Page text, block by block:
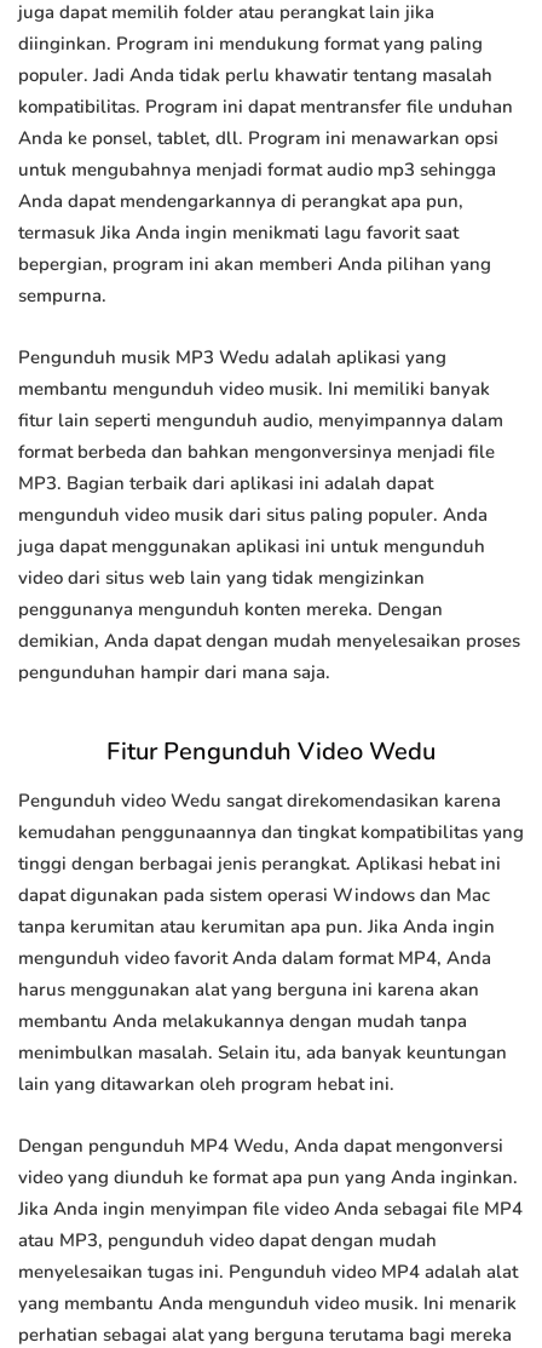
juga dapat memilih folder atau perangkat lain jika
diinginkan. Program ini mendukung format yang paling
populer. Jadi Anda tidak perlu khawatir tentang masalah
kompatibilitas. Program ini dapat mentransfer file unduhan
Anda ke ponsel, tablet, dll. Program ini menawarkan opsi
untuk mengubahnya menjadi format audio mp3 sehingga
Anda dapat mendengarkannya di perangkat apa pun,
termasuk Jika Anda ingin menikmati lagu favorit saat
bepergian, program ini akan memberi Anda pilihan yang
sempurna.
Pengunduh musik MP3 Wedu adalah aplikasi yang
membantu mengunduh video musik. Ini memiliki banyak
fitur lain seperti mengunduh audio, menyimpannya dalam
format berbeda dan bahkan mengonversinya menjadi file
MP3. Bagian terbaik dari aplikasi ini adalah dapat
mengunduh video musik dari situs paling populer. Anda
juga dapat menggunakan aplikasi ini untuk mengunduh
video dari situs web lain yang tidak mengizinkan
penggunanya mengunduh konten mereka. Dengan
demikian, Anda dapat dengan mudah menyelesaikan proses
pengunduhan hampir dari mana saja.
Fitur Pengunduh Video Wedu
Pengunduh video Wedu sangat direkomendasikan karena
kemudahan penggunaannya dan tingkat kompatibilitas yang
tinggi dengan berbagai jenis perangkat. Aplikasi hebat ini
dapat digunakan pada sistem operasi Windows dan Mac
tanpa kerumitan atau kerumitan apa pun. Jika Anda ingin
mengunduh video favorit Anda dalam format MP4, Anda
harus menggunakan alat yang berguna ini karena akan
membantu Anda melakukannya dengan mudah tanpa
menimbulkan masalah. Selain itu, ada banyak keuntungan
lain yang ditawarkan oleh program hebat ini.
Dengan pengunduh MP4 Wedu, Anda dapat mengonversi
video yang diunduh ke format apa pun yang Anda inginkan.
Jika Anda ingin menyimpan file video Anda sebagai file MP4
atau MP3, pengunduh video dapat dengan mudah
menyelesaikan tugas ini. Pengunduh video MP4 adalah alat
yang membantu Anda mengunduh video musik. Ini menarik
perhatian sebagai alat yang berguna terutama bagi mereka